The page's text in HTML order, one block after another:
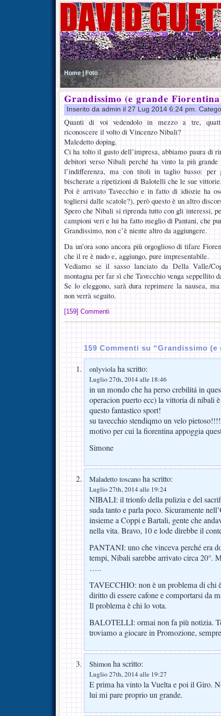
Home | Foto
Grandissimo (e grande
Inserito da admin il 27 Lug 2014 6:24 pm.
Quanti di voi vedendolo in mezzo a tre,
riconoscere il volto di Vincenzo Nibali?
Maledetto doping.
Ci ha tolto il gusto dell’impresa, abbiamo paura di
debitori verso Nibali perché ha vinto la più
l’indifferenza, ma con titoli in taglio basso:
bischerate a ripetizioni di Balotelli che le sue
Poi è arrivato Tavecchio e in fatto di idiozie ha
togliersi dalle scatole?), però questo è un altro
Spero che Nibali si riprenda tutto con gli interessi,
campioni veri e lui ha fatto meglio di Pantani, che
Grandissimo, non c’è niente altro da aggiungere.
Da un’ora sono ancora più orgoglioso di tifare
che il re è nudo e, aggiungo, pure impresentabile.
Vediamo se il sasso lanciato da Della Valle/
montagna per far sì che Tavecchio venga seppellito
Se lo eleggono, sarà dura reprimere la nausea,
non verrà seguito.
[159] Commenti
159 Commenti su “Grandissimo
onlyviolaha scritto:
Luglio 27th, 2014 alle 18:46
in un mondo che ha perso crebilitá in
operacion puerto ecc) la vittoria di nibali
questo fantastico sport!
su tavecchio stendiqmo un velo
motivo per cui la fiorentina appoggia
Simone
Maladetto toscano ha scritto:
Luglio 27th, 2014 alle 19:24
NIBALI: il trionfo della pulizia e del
suda tanto e parla poco. Sicuramente
insieme a Coppi e Bartali, gente che
nella vita. Bravo, 10 e lode direbbe il
PANTANI: uno che vinceva perché era
tempi, Nibali sarebbe arrivato circa 20°.
…..
TAVECCHIO: non è un problema di chi
diritto di essere cafone e comportarsi da
Il problema è chi lo vota.
BALOTELLI: ormai non fa più notizia.
troviamo a giocare in Promozione,
Shimon ha scritto:
Luglio 27th, 2014 alle 19:27
E prima ha vinto la Vuelta e poi il Giro.
lui mi pare proprio un grande.